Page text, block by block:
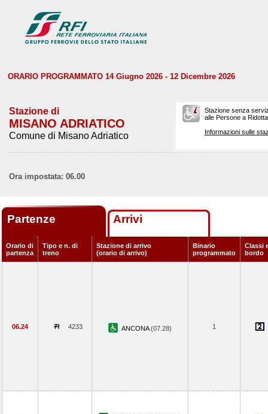
ORARIO PROGRAMMATO 14 Giugno 2026 - 12 Dicembre 2026
Stazione di
MISANO ADRIATICO
Comune di Misano Adriatico
Stazione senza
alle Persone a
Informazioni sulle
Ora impostata: 06.00
Partenze Arrivi
Orario di
partenza
Tipo e n. di
treno
Stazione di arrivo
(orario di arrivo)
Binario
programmato
Classi
bordo
06.24 4233 ANCONA(07.28) 1